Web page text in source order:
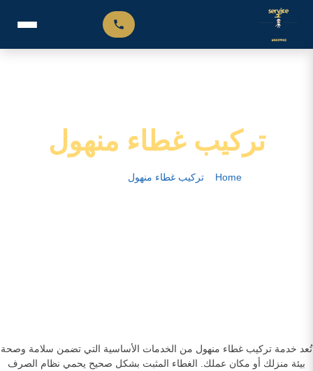
تركيب غطاء منهول
Home
–تركيب غطاء منهول
تُعد خدمة تركيب غطاء منهول من الخدمات الأساسية التي تضمن سلامة وصحة
بيئة منزلك أو مكان عملك. الغطاء المثبت بشكل صحيح يحمي نظام الصرف